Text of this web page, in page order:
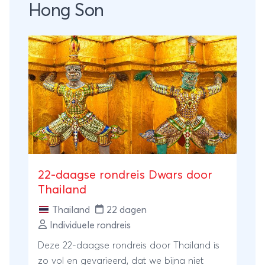
Hong Son
22-daagse rondreis Dwars door
Thailand
Thailand
22 dagen
Individuele rondreis
Deze 22-daagse rondreis door Thailand is
zo vol en gevarieerd, dat we bijna niet